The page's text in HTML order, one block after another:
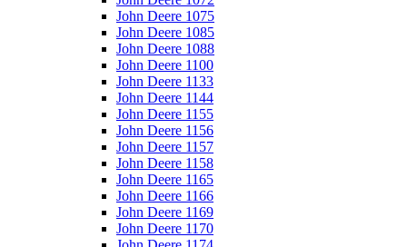
John Deere 1075
John Deere 1085
John Deere 1088
John Deere 1100
John Deere 1133
John Deere 1144
John Deere 1155
John Deere 1156
John Deere 1157
John Deere 1158
John Deere 1165
John Deere 1166
John Deere 1169
John Deere 1170